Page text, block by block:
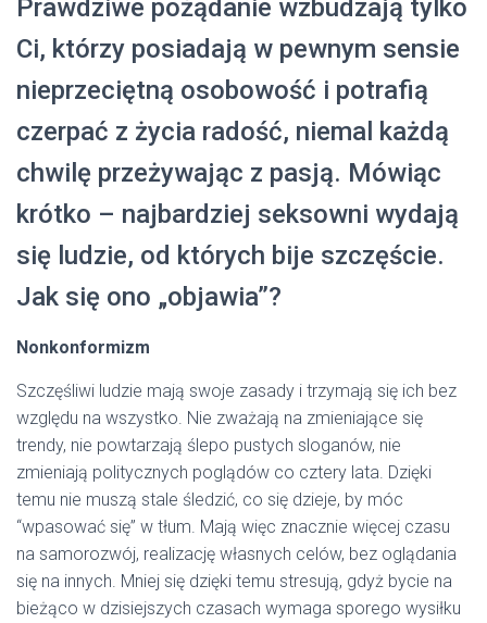
Prawdziwe pożądanie wzbudzają tylko
Ci, którzy posiadają w pewnym sensie
nieprzeciętną osobowość i potrafią
czerpać z życia radość, niemal każdą
chwilę przeżywając z pasją. Mówiąc
krótko – najbardziej seksowni wydają
się ludzie, od których bije szczęście.
Jak się ono „objawia”?
Nonkonformizm
Szczęśliwi ludzie mają swoje zasady i trzymają się ich bez
względu na wszystko. Nie zważają na zmieniające się
trendy, nie powtarzają ślepo pustych sloganów, nie
zmieniają politycznych poglądów co cztery lata. Dzięki
temu nie muszą stale śledzić, co się dzieje, by móc
“wpasować się” w tłum. Mają więc znacznie więcej czasu
na samorozwój, realizację własnych celów, bez oglądania
się na innych. Mniej się dzięki temu stresują, gdyż bycie na
bieżąco w dzisiejszych czasach wymaga sporego wysiłku